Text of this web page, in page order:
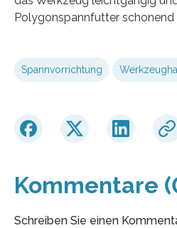
Polygonspannfutter
Spannvorrichtung
Kommentare
Schreiben Sie einen